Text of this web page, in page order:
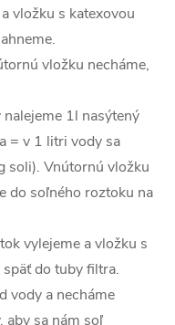
vložku s katexovou
vložku necháme,
1l nasýtený
= v 1 litri vody sa
soli). Vnútornú vložku
do soľného roztoku na
vylejeme a vložku s
do tuby filtra.
vody a necháme
sa nám soľ